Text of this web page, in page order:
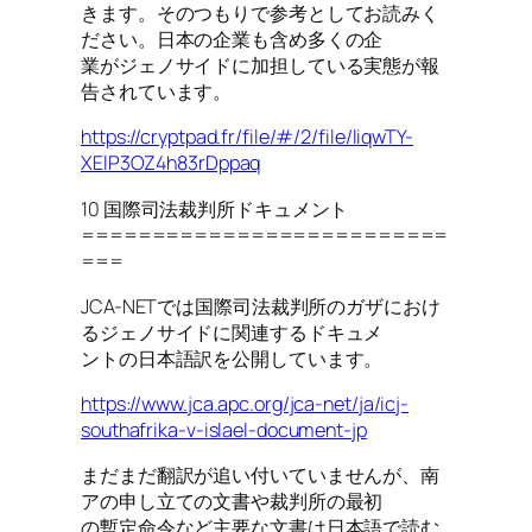
きます。そのつもりで参考としてお読みく
ださい。日本の企業も含め多くの企
業がジェノサイドに加担している実態が報
告されています。
https://cryptpad.fr/file/#/2/file/liqwTY-
XElP3OZ4h83rDppaq
10 国際司法裁判所ドキュメント
==========================
===
JCA-NETでは国際司法裁判所のガザにおけ
るジェノサイドに関連するドキュメ
ントの日本語訳を公開しています。
https://www.jca.apc.org/jca-net/ja/icj-
southafrika-v-islael-document-jp
まだまだ翻訳が追い付いていませんが、南
アの申し立ての文書や裁判所の最初